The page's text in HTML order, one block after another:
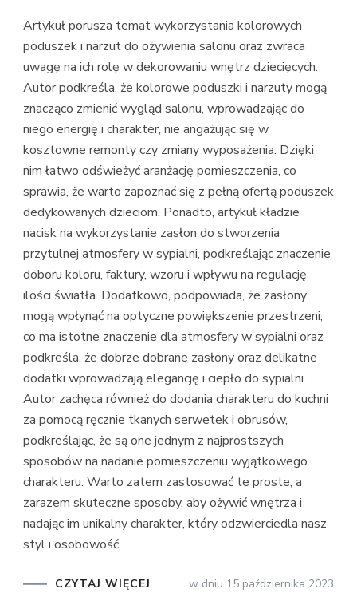
Artykuł porusza temat wykorzystania kolorowych
poduszek i narzut do ożywienia salonu oraz zwraca
uwagę na ich rolę w dekorowaniu wnętrz dziecięcych.
Autor podkreśla, że kolorowe poduszki i narzuty mogą
znacząco zmienić wygląd salonu, wprowadzając do
niego energię i charakter, nie angażując się w
kosztowne remonty czy zmiany wyposażenia. Dzięki
nim łatwo odświeżyć aranżację pomieszczenia, co
sprawia, że warto zapoznać się z pełną ofertą poduszek
dedykowanych dzieciom. Ponadto, artykuł kładzie
nacisk na wykorzystanie zasłon do stworzenia
przytulnej atmosfery w sypialni, podkreślając znaczenie
doboru koloru, faktury, wzoru i wpływu na regulację
ilości światła. Dodatkowo, podpowiada, że zasłony
mogą wpłynąć na optyczne powiększenie przestrzeni,
co ma istotne znaczenie dla atmosfery w sypialni oraz
podkreśla, że dobrze dobrane zasłony oraz delikatne
dodatki wprowadzają elegancję i ciepło do sypialni.
Autor zachęca również do dodania charakteru do kuchni
za pomocą ręcznie tkanych serwetek i obrusów,
podkreślając, że są one jednym z najprostszych
sposobów na nadanie pomieszczeniu wyjątkowego
charakteru. Warto zatem zastosować te proste, a
zarazem skuteczne sposoby, aby ożywić wnętrza i
nadając im unikalny charakter, który odzwierciedla nasz
styl i osobowość.
CZYTAJ WIĘCEJ w dniu 15 października 2023